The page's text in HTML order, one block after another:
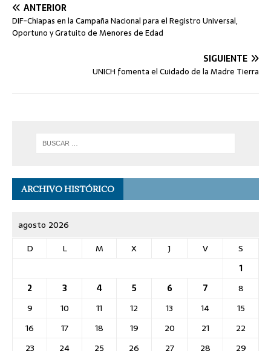
ANTERIOR
DIF-Chiapas en la Campaña Nacional para el Registro Universal,
Oportuno y Gratuito de Menores de Edad
SIGUIENTE
UNICH fomenta el Cuidado de la Madre Tierra
ARCHIVO HISTÓRICO
agosto 2026
D
L M X J V
S
1
2
3 4 5 6 7
8
9
10 11 12 13 14
15
16
17 18 19 20 21
22
23
24 25 26 27 28
29